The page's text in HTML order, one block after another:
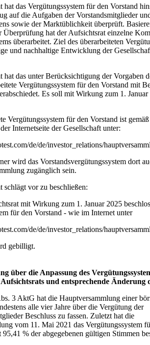
hat das Vergütungssystem für den Vorstand
auf die Aufgaben der Vorstandsmitglieder
sowie der Marktüblichkeit überprüft.
Überprüfung hat der Aufsichtsrat einzelne
überarbeitet. Ziel des überarbeiteten
und nachhaltige Entwicklung der
hat das unter Berücksichtigung der Vorgaben
Vergütungssystem für den Vorstand mit
Es soll mit Wirkung zum 1.
Vergütungssystem für den Vorstand ist
Internetseite der Gesellschaft unter:
de/de/investor_relations/
wird das Vorstandsvergütungssystem dort
zugänglich sein.
schlägt vor zu beschließen:
mit Wirkung zum 1. Januar 2025
für den Vorstand - wie im Internet unter
de/de/investor_relations/
gebilligt.
über die Anpassung des
und entsprechende Änderung
3 AktG hat die Hauptversammlung einer
alle vier Jahre über die Vergütung der
Beschluss zu fassen. Zuletzt hat die
vom 11. Mai 2021 das Vergütungssystem
% der abgegebenen gültigen Stimmen